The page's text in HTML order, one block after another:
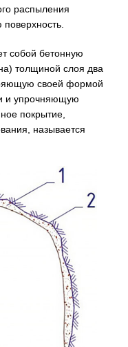
распыления
собой бетонную
толщиной слоя два
своей формой
и упрочняющую
покрытие,
называется